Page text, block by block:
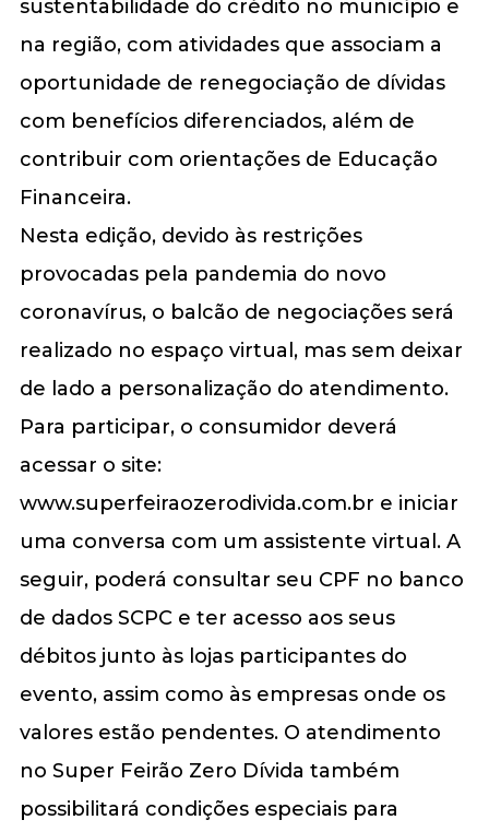
sustentabilidade do crédito no município e
na região, com atividades que associam a
oportunidade de renegociação de dívidas
com benefícios diferenciados, além de
contribuir com orientações de Educação
Financeira.
Nesta edição, devido às restrições
provocadas pela pandemia do novo
coronavírus, o balcão de negociações será
realizado no espaço virtual, mas sem deixar
de lado a personalização do atendimento.
Para participar, o consumidor deverá
acessar o site:
www.superfeiraozerodivida.com.br e iniciar
uma conversa com um assistente virtual. A
seguir, poderá consultar seu CPF no banco
de dados SCPC e ter acesso aos seus
débitos junto às lojas participantes do
evento, assim como às empresas onde os
valores estão pendentes. O atendimento
no Super Feirão Zero Dívida também
possibilitará condições especiais para